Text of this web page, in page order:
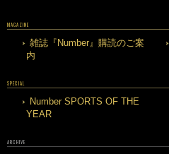
MAGAZINE
雑誌『Number』購読のご案
内
SPECIAL
Number SPORTS OF THE
YEAR
ARCHIVE